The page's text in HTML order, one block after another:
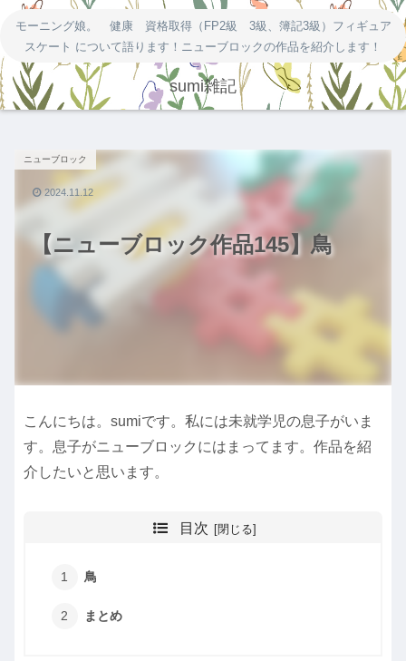
モーニング娘。 健康 資格取得（FP2級 3級、簿記3級）フィギュア
スケート について語ります！ニューブロックの作品を紹介します！
sumi雑記
【ニューブロック作品145】鳥
ニューブロック
2024.11.12
こんにちは。sumiです。私には未就学児の息子がいま
す。息子がニューブロックにはまってます。作品を紹
介したいと思います。
目次
鳥
まとめ